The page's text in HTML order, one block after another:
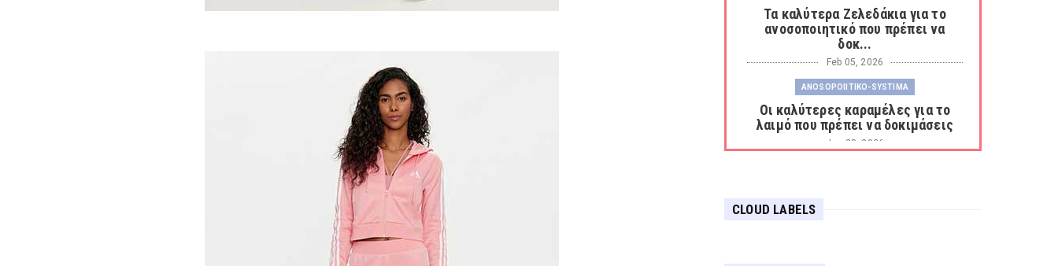
Τα καλύτερα Ζελεδάκια για το
ανοσοποιητικό που πρέπει να
δοκ...
Feb 05, 2026
ANOSOPOIITIKO-SYSTIMA
Οι καλύτερες καραμέλες για το
λαιμό που πρέπει να δοκιμάσεις
Jan 28, 2026
ενίσχυση του ανοσοποιητικού π...
CLOUD LABELS